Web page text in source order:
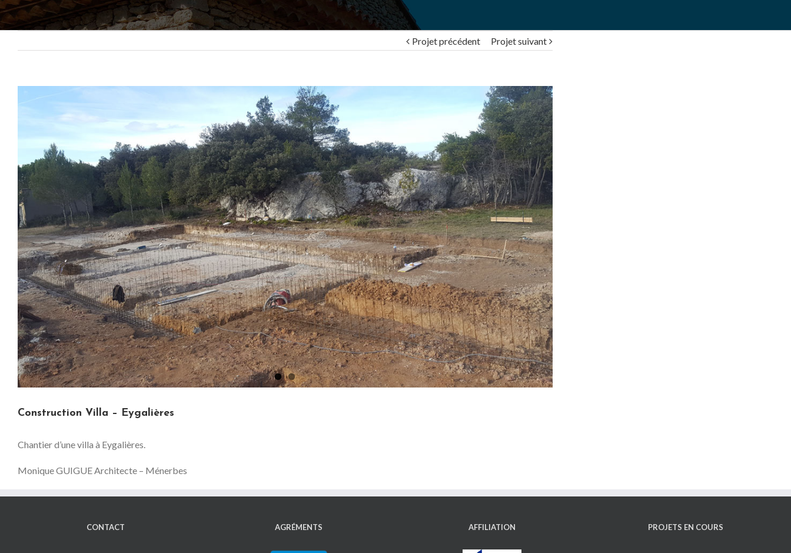
Projet précédent Projet suivant
Larger
Image
Construction Villa – Eygalières
Chantier d’une villa à Eygalières.
Monique GUIGUE Architecte – Ménerbes
CONTACT AGRÉMENTS AFFILIATION PROJETS EN COURS